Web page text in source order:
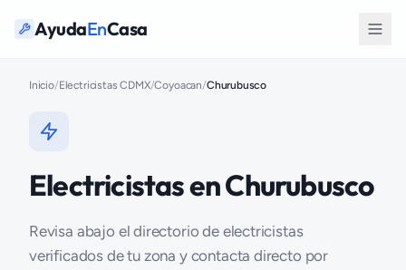
AyudaEnCasa
Inicio/Electricistas CDMX/Coyoacan/Churubusco
Electricistas en Churubusco
Revisa abajo el directorio de electricistas
verificados de tu zona y contacta directo por